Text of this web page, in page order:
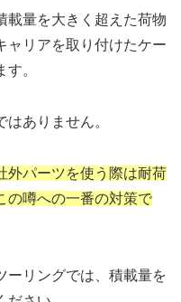
載量を大きく超えた荷物
ャリアを取り付けたケー
。
ありません。
外パーツを使う際は耐荷
の噂への一番の対策で
ーリングでは、積載量を